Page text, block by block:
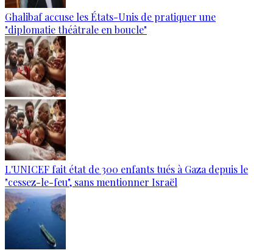
Ghalibaf accuse les États-Unis de pratiquer une
"diplomatie théâtrale en boucle"
L'UNICEF fait état de 300 enfants tués à Gaza depuis le
"cessez-le-feu", sans mentionner Israël